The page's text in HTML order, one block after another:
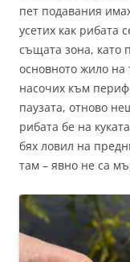
пет подавания
усетих как рибата
същата зона, като
основното жило
насочих към
паузата, отново
рибата бе на
бях ловил на
там – явно не са